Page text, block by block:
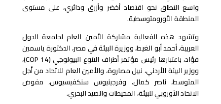
واسع النطاق نحو اقتصاد أخضر وأزرق ودائري، على مستوى
المنطقة الأورومتوسطية.
وتشهد هذه الفعالية مشاركة الأمين العام لجامعة الدول
العربية، أحمد أبو الغيط، ووزيرة البيئة في مصر، الدكتورة ياسمين
فؤاد، باعتبارها رئيس مؤتمر أطراف التنوع البيولوجي (COP 14)،
ووزير البيئة الأردني، نبيل مصاروة، والأمين العام للاتحاد من أجل
المتوسط، ناصر كمال، وفرجينيوس سنكفيسيوس، مفوض
الاتحاد الأوروبي للبيئة، المحيطات والصيد البحري.